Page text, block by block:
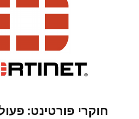
חוקרי פורטינט: